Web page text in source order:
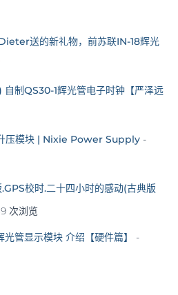
送的新礼物，前苏联IN-18辉光
制QS30-1辉光管电子时钟【严泽远
压模块 | Nixie Power Supply -
校时.二十四小时的感动(古典版
次浏览
管显示模块 介绍【硬件篇】
-